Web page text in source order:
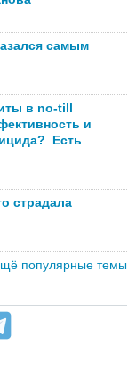
самым
в no-till
и
Есть
страдала
популярные темы